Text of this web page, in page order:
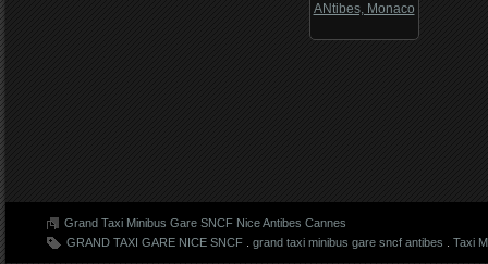
ANtibes, Monaco
Grand Taxi Minibus Gare SNCF Nice Antibes Cannes
GRAND TAXI GARE NICE SNCF
grand taxi minibus gare sncf antibes Taxi